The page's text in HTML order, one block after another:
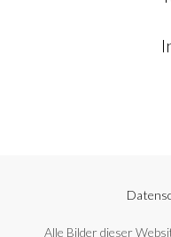
Alle Bilder dieser